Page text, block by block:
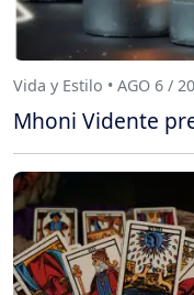
Vida y Estilo • AGO 6 /
Mhoni Vidente